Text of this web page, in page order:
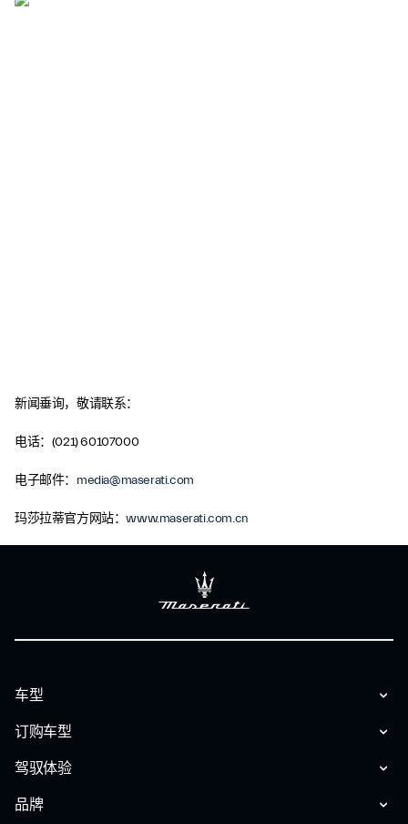
新闻垂询，敬请联系：
电话：(021) 60107000
电子邮件： media@maserati.com
玛莎拉蒂官方网站：www.maserati.com.cn
车型
订购车型
驾驭体验
品牌